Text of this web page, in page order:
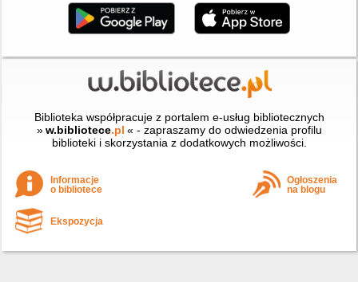
Biblioteka współpracuje z portalem e-usług bibliotecznych
» w.bibliotece.pl « - zapraszamy do odwiedzenia profilu
biblioteki i skorzystania z dodatkowych możliwości.
Informacje
o bibliotece
Ogłoszenia
na blogu
Ekspozycja